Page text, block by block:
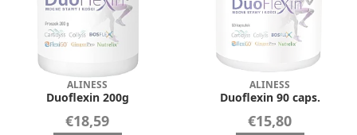
ALINESS
Duoflexin 200g
€18,59
ALINESS
Duoflexin 90 caps.
€15,80